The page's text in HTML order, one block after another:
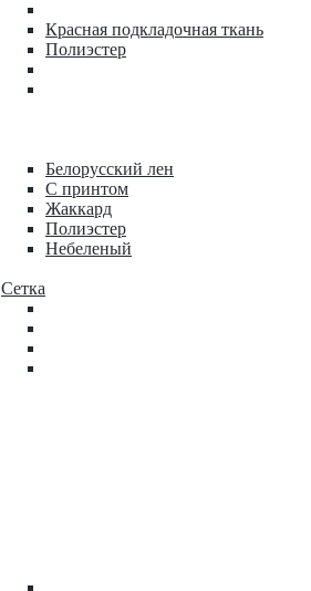
Красная подкладочная ткань
Полиэстер
Белорусский лен
С принтом
Жаккард
Полиэстер
Небеленый
Сетка